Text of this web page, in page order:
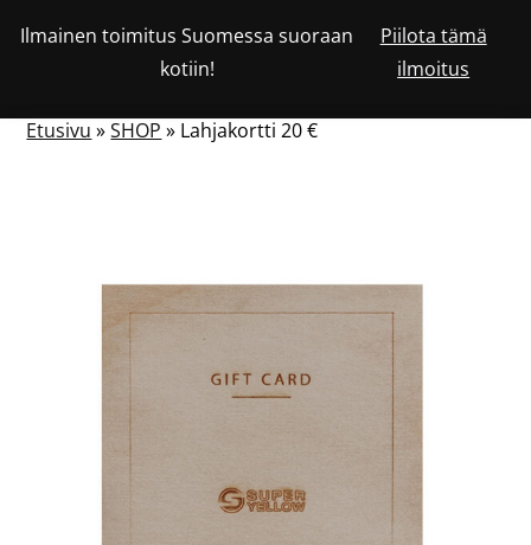
Ilmainen toimitus Suomessa suoraan
kotiin!
Piilota tämä
ilmoitus
Siirry
asiakastiliäsi
OSTOSKORISSA
NÄYTÄ
Etusivu »SHOP » Lahjakortti 20 €